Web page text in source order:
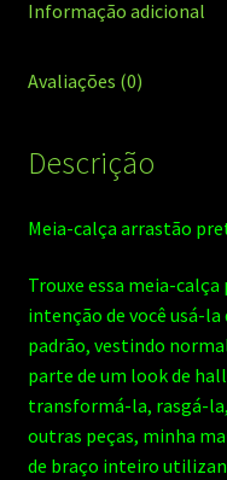
Informação adicional
Avaliações (0)
Descrição
Meia-calça arrastão
Trouxe essa meia-
intenção de você usá-
padrão, vestindo
parte de um look de
transformá-la, rasgá-
outras peças, minha
de braço inteiro